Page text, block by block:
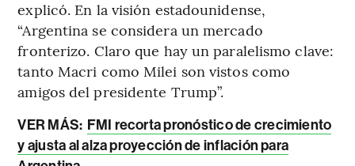
explicó. En la visión estadounidense,
“Argentina se considera un mercado
fronterizo. Claro que hay un paralelismo clave:
tanto Macri como Milei son vistos como
amigos del presidente Trump”.
VER MÁS: FMI recorta pronóstico de crecimiento
y ajusta al alza proyección de inflación para